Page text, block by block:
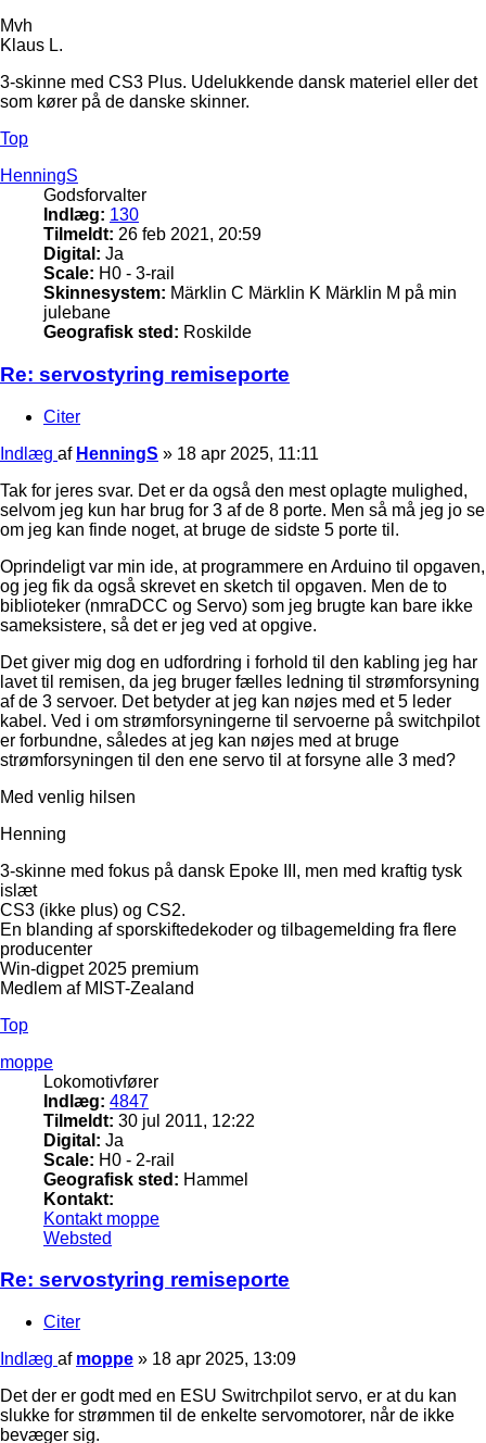
Mvh
Klaus L.
3-skinne med CS3 Plus. Udelukkende dansk materiel eller det
som kører på de danske skinner.
Top
HenningS
Godsforvalter
Indlæg: 130
Tilmeldt: 26 feb 2021, 20:59
Digital: Ja
Scale: H0 - 3-rail
Skinnesystem: Märklin C Märklin K Märklin M på min
julebane
Geografisk sted: Roskilde
Re: servostyring remiseporte
Citer
Indlæg af HenningS » 18 apr 2025, 11:11
Tak for jeres svar. Det er da også den mest oplagte mulighed,
selvom jeg kun har brug for 3 af de 8 porte. Men så må jeg jo se
om jeg kan finde noget, at bruge de sidste 5 porte til.
Oprindeligt var min ide, at programmere en Arduino til opgaven,
og jeg fik da også skrevet en sketch til opgaven. Men de to
biblioteker (nmraDCC og Servo) som jeg brugte kan bare ikke
sameksistere, så det er jeg ved at opgive.
Det giver mig dog en udfordring i forhold til den kabling jeg har
lavet til remisen, da jeg bruger fælles ledning til strømforsyning
af de 3 servoer. Det betyder at jeg kan nøjes med et 5 leder
kabel. Ved i om strømforsyningerne til servoerne på switchpilot
er forbundne, således at jeg kan nøjes med at bruge
strømforsyningen til den ene servo til at forsyne alle 3 med?
Med venlig hilsen
Henning
3-skinne med fokus på dansk Epoke III, men med kraftig tysk
islæt
CS3 (ikke plus) og CS2.
En blanding af sporskiftedekoder og tilbagemelding fra flere
producenter
Win-digpet 2025 premium
Medlem af MIST-Zealand
Top
moppe
Lokomotivfører
Indlæg: 4847
Tilmeldt: 30 jul 2011, 12:22
Digital: Ja
Scale: H0 - 2-rail
Geografisk sted: Hammel
Kontakt:
Kontakt moppe
Websted
Re: servostyring remiseporte
Citer
Indlæg af moppe » 18 apr 2025, 13:09
Det der er godt med en ESU Switrchpilot servo, er at du kan
slukke for strømmen til de enkelte servomotorer, når de ikke
bevæger sig.